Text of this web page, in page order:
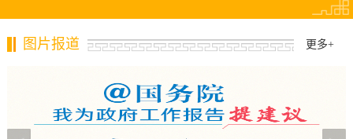
图片报道 更多+